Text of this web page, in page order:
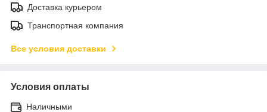
Доставка курьером
Транспортная компания
Все условия доставки
Условия оплаты
Наличными